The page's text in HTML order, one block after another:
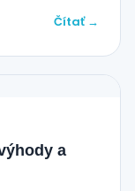
Čítať →
a